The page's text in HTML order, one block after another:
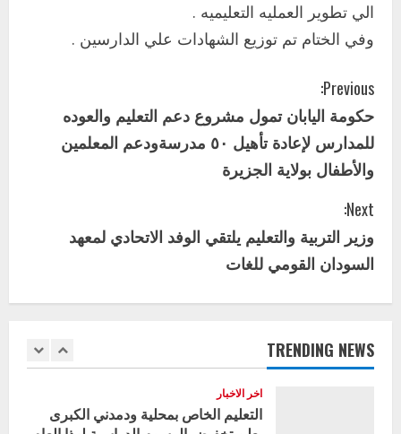
الي تطوير العمليه التعليميه .
وفي الختام تم توزيع الشهادات علي الدارسين .
C
o
n
t
i
n
u
e
Previous:
حكومة اليابان تمول مشروع دعم التعليم والعوده
للمدارس لإعادة تأهيل ٥٠ مدرسةودعم المعلمين
والأطفال بولاية الجزيرة
Next:
وزير التربية والتعليم يلتقي الوفد الاتحادي لمعهد
السودان القومي للغات
TRENDING NEWS
أغسطس 3, 2026
4
اخر الاخبار الاخبار
الأول لمديري الجودة بالولايات
يوليو 29, 2026
5
إدارة الأنشطة المدرسية بمحلية مدني
يوليو 29, 2026
1
اخر الاخبار
التعليم الخاص بمحلية ودمدني الكبرى